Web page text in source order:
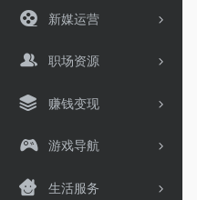
新媒运营
职场资源
赚钱变现
游戏导航
生活服务